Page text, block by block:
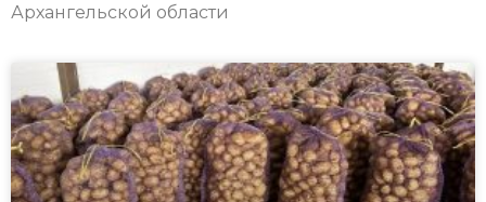
Архангельской области